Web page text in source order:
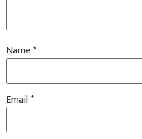
Name*
Email*